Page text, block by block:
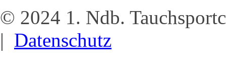
© 2024 1. Ndb.
| Datenschutz